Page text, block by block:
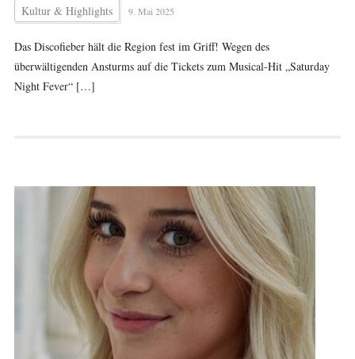
Kultur & Highlights 9. Mai 2025
Das Discofieber hält die Region fest im Griff! Wegen des
überwältigenden Ansturms auf die Tickets zum Musical-Hit „Saturday
Night Fever“ […]